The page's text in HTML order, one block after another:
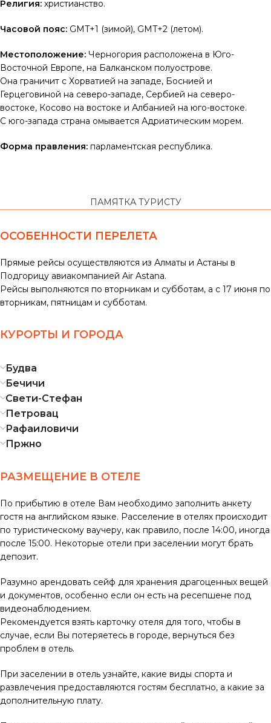
Религия: христианство.
Часовой пояс: GMT+1 (зимой), GMT+2 (летом).
Местоположение: Черногория расположена в Юго-
Восточной Европе, на Балканском полуострове.
Она граничит с Хорватией на западе, Боснией и
Герцеговиной на северо-западе, Сербией на северо-
востоке, Косово на востоке и Албанией на юго-востоке.
С юго-запада страна омывается Адриатическим морем.
Форма правления: парламентская республика.
ПАМЯТКА ТУРИСТУ
ОСОБЕННОСТИ ПЕРЕЛЕТА
Прямые рейсы осуществляются из Алматы и Астаны в
Подгорицу авиакомпанией Air Astana.
Рейсы выполняются по вторникам и субботам, а с 17 июня по
вторникам, пятницам и субботам.
КУРОРТЫ И ГОРОДА
Будва
Бечичи
Свети-Стефан
Петровац
Рафаиловичи
Пржно
РАЗМЕЩЕНИЕ В ОТЕЛЕ
По прибытию в отеле Вам необходимо заполнить анкету
гостя на английском языке. Расселение в отелях происходит
по туристическому ваучеру, как правило, после 14:00, иногда
после 15:00. Некоторые отели при заселении могут брать
депозит.
Разумно арендовать сейф для хранения драгоценных вещей
и документов, особенно если он есть на ресепшене под
видеонаблюдением.
Рекомендуется взять карточку отеля для того, чтобы в
случае, если Вы потеряетесь в городе, вернуться без
проблем в отель.
При заселении в отель узнайте, какие виды спорта и
развлечения предоставляются гостям бесплатно, а какие за
дополнительную плату.